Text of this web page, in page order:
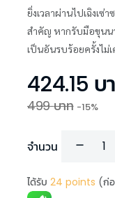
ยิ่งเวลาผ่านไปเฉิงเซ่
สำคัญ หากรับมือขุนน
เป็นอันรบร้อยครั้งไม่
424.15 บ
499บาท -15%
จำนวน
ได้รับ 24 points (ก่